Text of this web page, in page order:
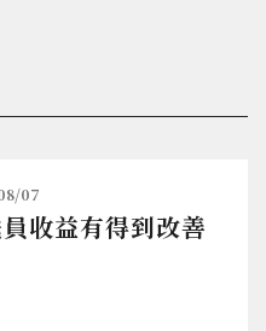
07
收益有得到改善